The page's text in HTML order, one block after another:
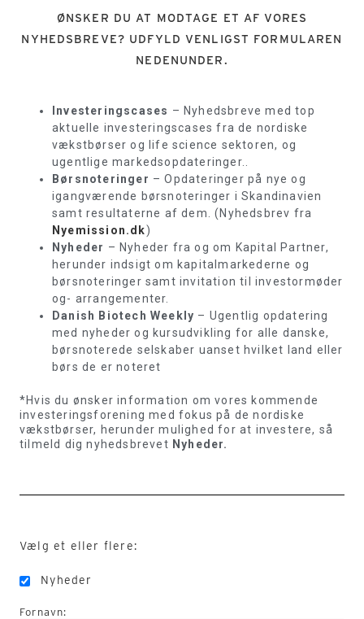
ØNSKER DU AT MODTAGE ET AF VORES
NYHEDSBREVE? UDFYLD VENLIGST FORMULAREN
NEDENUNDER.
Investeringscases – Nyhedsbreve med top
aktuelle investeringscases fra de nordiske
vækstbørser og life science sektoren, og
ugentlige markedsopdateringer..
Børsnoteringer – Opdateringer på nye og
igangværende børsnoteringer i Skandinavien
samt resultaterne af dem. (Nyhedsbrev fra
Nyemission.dk)
Nyheder – Nyheder fra og om Kapital Partner,
herunder indsigt om kapitalmarkederne og
børsnoteringer samt invitation til investormøder
og- arrangementer.
Danish Biotech Weekly – Ugentlig opdatering
med nyheder og kursudvikling for alle danske,
børsnoterede selskaber uanset hvilket land eller
børs de er noteret
*Hvis du ønsker information om vores kommende
investeringsforening med fokus på de nordiske
vækstbørser, herunder mulighed for at investere, så
tilmeld dig nyhedsbrevet Nyheder.
Vælg et eller flere:
Nyheder
Fornavn: